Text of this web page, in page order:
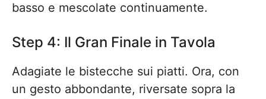
basso e mescolate continuamente.
Step 4: Il Gran Finale in Tavola
Adagiate le bistecche sui piatti. Ora, con
un gesto abbondante, riversate sopra la